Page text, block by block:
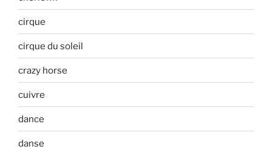
cirque
cirque du soleil
crazy horse
cuivre
dance
danse